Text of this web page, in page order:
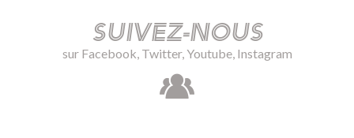
Suivez-nous
sur Facebook, Twitter, Youtube, Instagram